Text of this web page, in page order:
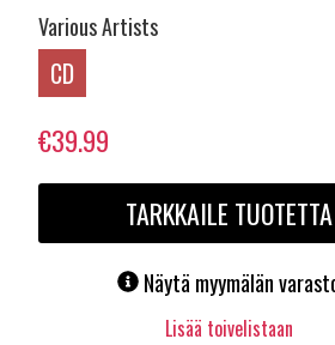
Various Artists
CD
€39.99
TARKKAILE TUOTETTA
Näytä myymälän
Lisää toivelistaan